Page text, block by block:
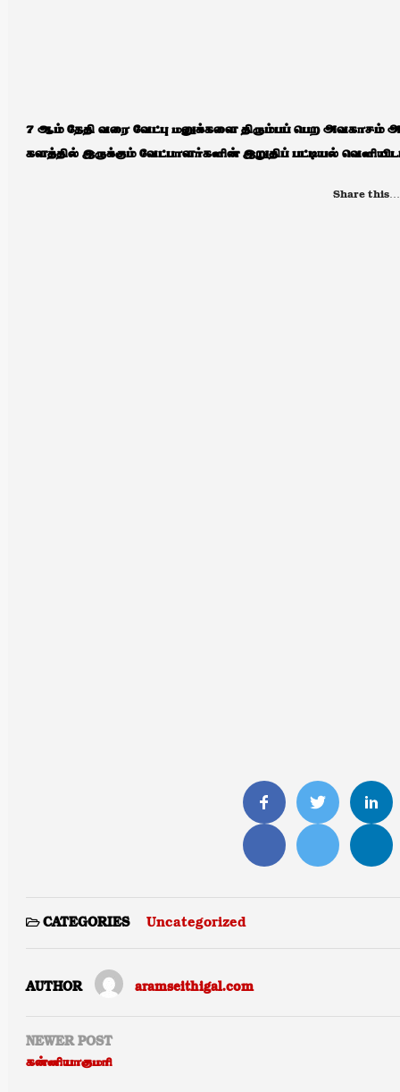
7 ஆம் தேதி வரை வேட்பு மனுக்களை திரும்பப் பெற
களத்தில் இருக்கும் வேட்பாளர்களின் இறுதிப் பட்டியல்
Share this…
CATEGORIES Uncategorized
AUTHOR aramseithigal.com
NEWER POST
கன்னியாகுமரி